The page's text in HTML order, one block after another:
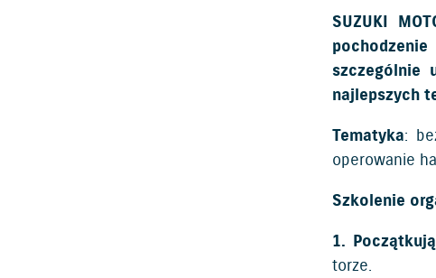
SUZUKI
szczególnie
najlepszych
Tematyka:
operowanie
Szkolenie
1.
torze.